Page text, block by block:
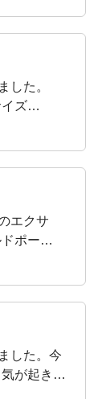
した。
ズの
あっと
エクサ
ポーズ
たで
した。今
が起きな
いるうち